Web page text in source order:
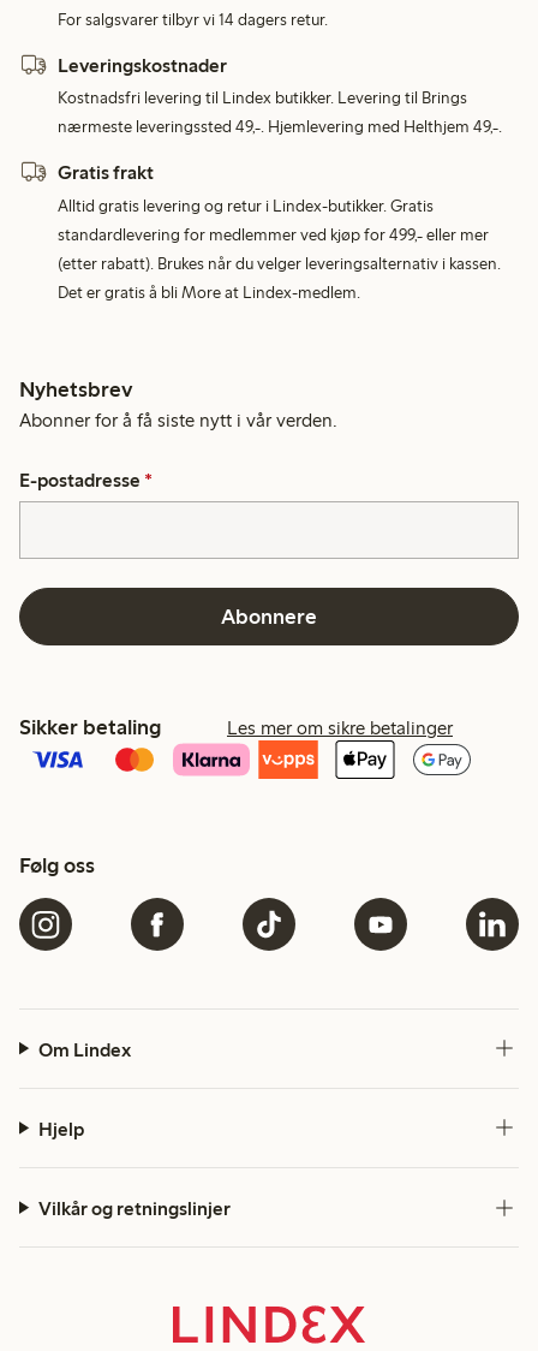
For salgsvarer tilbyr vi 14 dagers retur.
Leveringskostnader
Kostnadsfri levering til Lindex butikker. Levering til Brings
nærmeste leveringssted 49,-. Hjemlevering med Helthjem 49,-.
Gratis frakt
Alltid gratis levering og retur i Lindex-butikker. Gratis
standardlevering for medlemmer ved kjøp for 499,- eller mer
(etter rabatt). Brukes når du velger leveringsalternativ i kassen.
Det er gratis å bli More at Lindex-medlem.
Nyhetsbrev
Abonner for å få siste nytt i vår verden.
E-postadresse *
Abonnere
Sikker betaling Les mer om sikre betalinger
Følg oss
Om Lindex
Hjelp
Vilkår og retningslinjer